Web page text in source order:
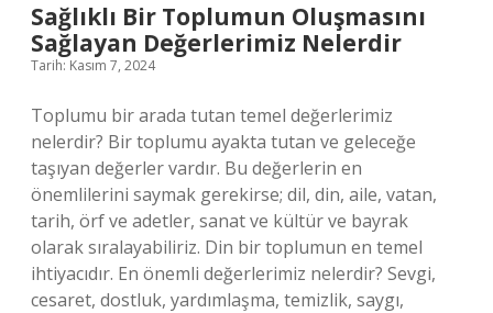
Sağlıklı Bir Toplumun Oluşmasını
Sağlayan Değerlerimiz Nelerdir
Tarih: Kasım 7, 2024
Toplumu bir arada tutan temel değerlerimiz
nelerdir? Bir toplumu ayakta tutan ve geleceğe
taşıyan değerler vardır. Bu değerlerin en
önemlilerini saymak gerekirse; dil, din, aile, vatan,
tarih, örf ve adetler, sanat ve kültür ve bayrak
olarak sıralayabiliriz. Din bir toplumun en temel
ihtiyacıdır. En önemli değerlerimiz nelerdir? Sevgi,
cesaret, dostluk, yardımlaşma, temizlik, saygı,